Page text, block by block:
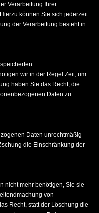
Verarbeitung Ihrer
können Sie sich jederzeit
der Verarbeitung besteht in
wir in der Regel Zeit, um
haben Sie das Recht, die
Daten zu
Daten unrechtmäßig
die Einschränkung der
nicht mehr benötigen, Sie sie
von
Recht, statt der Löschung die